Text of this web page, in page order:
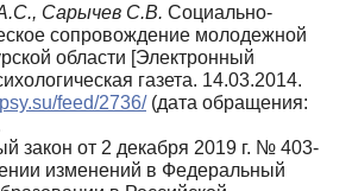
Сарычев С.В. Социально-
сопровождение молодежной
области [Электронный
газета. 14.03.2014.
feed/2736/(дата обращения:
закон от 2 декабря 2019 г. № 403-
изменений в Федеральный